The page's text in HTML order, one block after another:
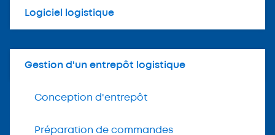
Logiciel logistique
Gestion d'un entrepôt logistique
Conception d'entrepôt
Préparation de commandes